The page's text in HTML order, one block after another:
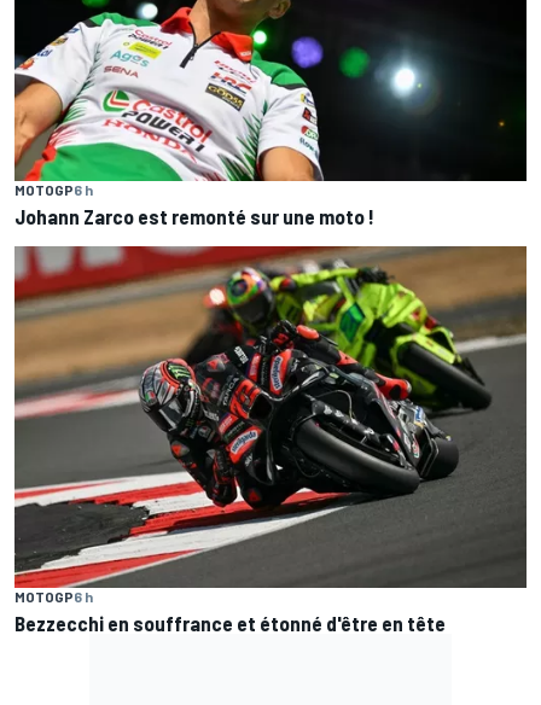
MOTOGP6 h
Johann Zarco est remonté sur une moto !
MOTOGP6 h
Bezzecchi en souffrance et étonné d'être en tête